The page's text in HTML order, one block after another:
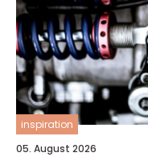
inspiration
05. August 2026